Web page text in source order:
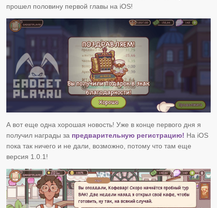
прошел половину первой главы на iOS!
А вот еще одна хорошая новость! Уже в конце первого дня я
получил награды за предварительную регистрацию! На iOS
пока так ничего и не дали, возможно, потому что там еще
версия 1.0.1!